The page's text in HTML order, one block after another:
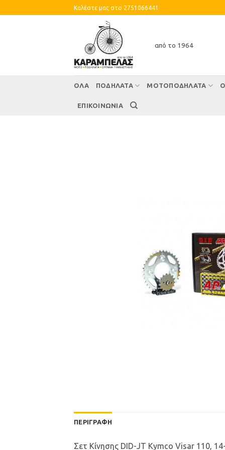
to
Καλέστε μας στο 2751066441
από το 1964
ΌΛΑ ΠΟΔΗΛΑΤΑ ΜΟΤΟΠΟΔΗΛΑΤΑ
ΕΠΙΚΟΙΝΩΝΙΑ
ΠΕΡΙΓΡΑΦΉ
Σετ Κίνησης DID-JT Kymco Visar 110,